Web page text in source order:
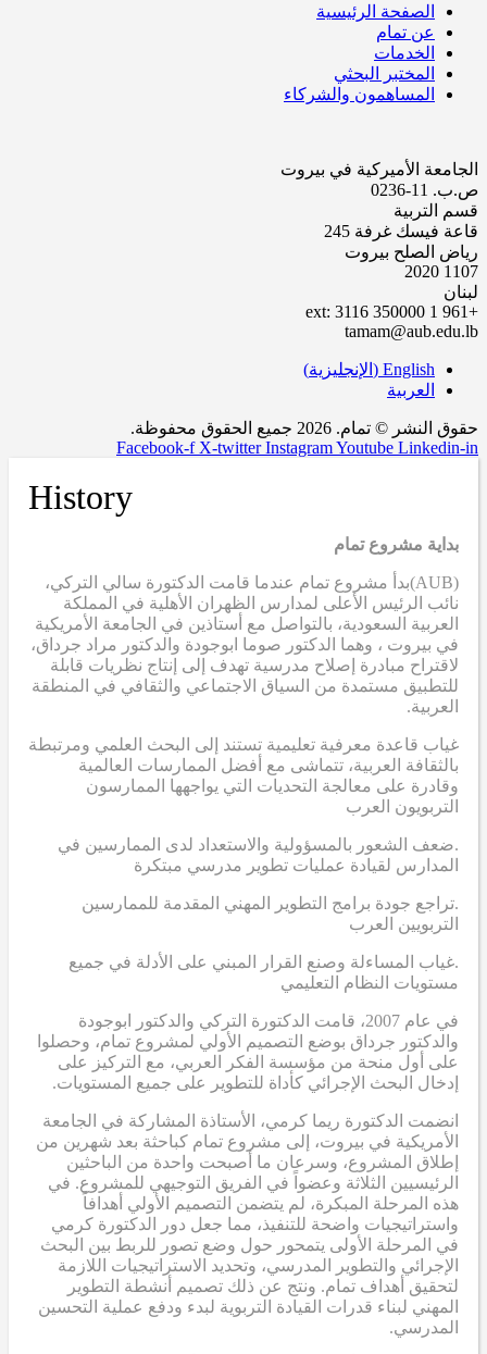
الصفحة الرئيسية
عن تمام
الخدمات
المختبر البحثي
المساهمون والشركاء
الجامعة الأميركية في بيروت
ص.ب. 11-0236
قسم التربية
قاعة فيسك غرفة 245
رياض الصلح بيروت
1107 2020
لبنان
+961 1 350000 ext: 3116
tamam@aub.edu.lb
English
( الإنجليزية)
العربية
حقوق النشر © تمام. 2026 جميع الحقوق محفوظة.
Facebook-f X-twitter InstagramYoutube Linkedin-in
History
بداية مشروع تمام
(AUB)
بدأ مشروع تمام عندما قامت الدكتورة سالي التركي،
نائب الرئيس الأعلى لمدارس الظهران الأهلية في المملكة
العربية السعودية، بالتواصل مع أستاذين في الجامعة الأمريكية
في بيروت ، وهما الدكتور صوما ابوجودة والدكتور مراد جرداق،
لاقتراح مبادرة إصلاح مدرسية تهدف إلى إنتاج نظريات قابلة
للتطبيق مستمدة من السياق الاجتماعي والثقافي في المنطقة
العربية.
غياب قاعدة معرفية تعليمية تستند إلى البحث العلمي ومرتبطة
بالثقافة العربية، تتماشى مع أفضل الممارسات العالمية
وقادرة على معالجة التحديات التي يواجهها الممارسون
التربويون العرب
.ضعف الشعور بالمسؤولية والاستعداد لدى الممارسين في
المدارس لقيادة عمليات تطوير مدرسي مبتكرة
.تراجع جودة برامج التطوير المهني المقدمة للممارسين
التربويين العرب
.غياب المساءلة وصنع القرار المبني على الأدلة في جميع
مستويات النظام التعليمي
في عام 2007، قامت الدكتورة التركي والدكتور ابوجودة
والدكتور جرداق بوضع التصميم الأولي لمشروع تمام، وحصلوا
على أول منحة من مؤسسة الفكر العربي، مع التركيز على
إدخال البحث الإجرائي كأداة للتطوير على جميع المستويات.
انضمت الدكتورة ريما كرمي، الأستاذة المشاركة في الجامعة
الأمريكية في بيروت، إلى مشروع تمام كباحثة بعد شهرين من
إطلاق المشروع، وسرعان ما أصبحت واحدة من الباحثين
الرئيسيين الثلاثة وعضواً في الفريق التوجيهي للمشروع. في
هذه المرحلة المبكرة، لم يتضمن التصميم الأولي أهدافاً
واستراتيجيات واضحة للتنفيذ، مما جعل دور الدكتورة كرمي
في المرحلة الأولى يتمحور حول وضع تصور للربط بين البحث
الإجرائي والتطوير المدرسي، وتحديد الاستراتيجيات اللازمة
لتحقيق أهداف تمام. ونتج عن ذلك تصميم أنشطة التطوير
المهني لبناء قدرات القيادة التربوية لبدء ودفع عملية التحسين
المدرسي.